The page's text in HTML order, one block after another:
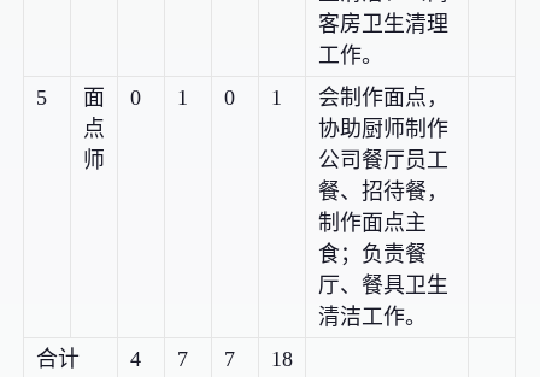
客房卫生清理
工作。
5
面
点
师
0 1 0 1
会制作面点，
协助厨师制作
公司餐厅员工
餐、招待餐，
制作面点主
食；负责餐
厅、餐具卫生
清洁工作。
合计
4 7 7 18